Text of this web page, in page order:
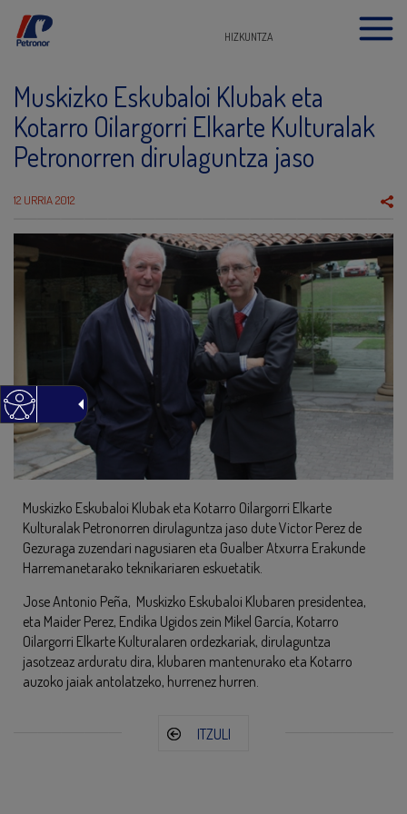
HIZKUNTZA
Muskizko Eskubaloi Klubak eta
Kotarro Oilargorri Elkarte Kulturalak
Petronorren dirulaguntza jaso
12 URRIA 2012
Muskizko Eskubaloi Klubak eta Kotarro Oilargorri Elkarte
Kulturalak Petronorren dirulaguntza jaso dute Victor Perez de
Gezuraga zuzendari nagusiaren eta Gualber Atxurra Erakunde
Harremanetarako teknikariaren eskuetatik.
Jose Antonio Peña, Muskizko Eskubaloi Klubaren presidentea,
eta Maider Perez, Endika Ugidos zein Mikel García, Kotarro
Oilargorri Elkarte Kulturalaren ordezkariak, dirulaguntza
jasotzeaz arduratu dira, klubaren mantenurako eta Kotarro
auzoko jaiak antolatzeko, hurrenez hurren.
ITZULI